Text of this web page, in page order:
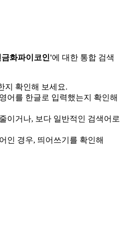
금화파이코인'에 대한 통합 검색
지 확인해 보세요.
어를 한글로 입력했는지 확인해
이거나, 보다 일반적인 검색어로
인 경우, 띄어쓰기를 확인해